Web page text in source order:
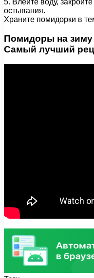
5. Влейте воду,
остывания.
Храните помидорки в
Помидоры на
Самый лучший